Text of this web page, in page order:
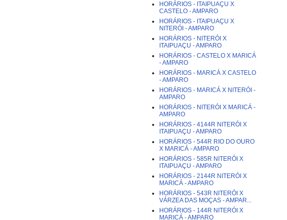
HORÁRIOS - ITAIPUAÇU X
CASTELO - AMPARO
HORÁRIOS - ITAIPUAÇU X
NITERÓI - AMPARO
HORÁRIOS - NITERÓI X
ITAIPUAÇU - AMPARO
HORÁRIOS - CASTELO X MARICÁ
- AMPARO
HORÁRIOS - MARICÁ X CASTELO
- AMPARO
HORÁRIOS - MARICÁ X NITERÓI -
AMPARO
HORÁRIOS - NITERÓI X MARICÁ -
AMPARO
HORÁRIOS - 4144R NITERÓI X
ITAIPUAÇU - AMPARO
HORÁRIOS - 544R RIO DO OURO
X MARICÁ - AMPARO
HORÁRIOS - 585R NITERÓI X
ITAIPUAÇU - AMPARO
HORÁRIOS - 2144R NITERÓI X
MARICÁ - AMPARO
HORÁRIOS - 543R NITERÓI X
VÁRZEA DAS MOÇAS - AMPAR...
HORÁRIOS - 144R NITERÓI X
MARICÁ - AMPARO